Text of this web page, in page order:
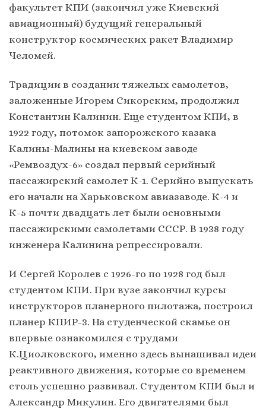
факультет КПИ (закончил уже Киевский
авиационный) будущий генеральный
конструктор космических ракет Владимир
Челомей.
Традиции в создании тяжелых самолетов,
заложенные Игорем Сикорским, продолжил
Константин Калинин. Еще студентом КПИ, в
1922 году, потомок запорожского казака
Калины-Малины на киевском заводе
«Ремвоздух-6» создал первый серийный
пассажирский самолет К-1. Серийно выпускать
его начали на Харьковском авиазаводе. К-4 и
К-5 почти двадцать лет были основными
пассажирскими самолетами СССР. В 1938 году
инженера Калинина репрессировали.
И Сергей Королев с 1926-го по 1928 год был
студентом КПИ. При вузе закончил курсы
инструкторов планерного пилотажа, построил
планер КПИР-3. На студенческой скамье он
впервые ознакомился с трудами
К.Циолковского, именно здесь вынашивал идеи
реактивного движения, которые со временем
столь успешно развивал. Студентом КПИ был и
Александр Микулин. Его двигателями был